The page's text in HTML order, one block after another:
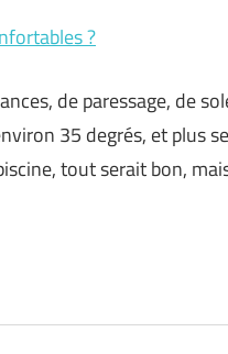
?
de paressage, de
35 degrés, et plus
tout serait bon,